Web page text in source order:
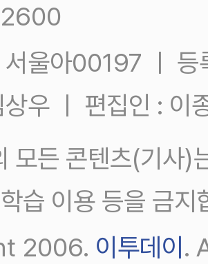
서울아00197 ㅣ
우 ㅣ 편집인 : 이
모든 콘텐츠(기사)
습 이용 등을 금지
2006. 이투데이 .